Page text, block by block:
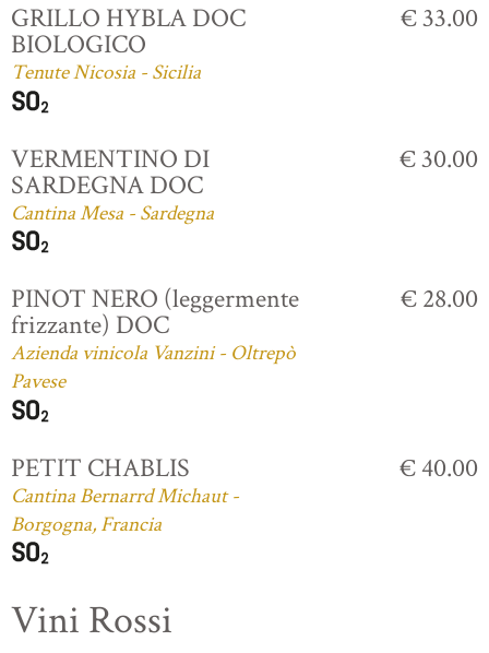
GRILLO HYBLA DOC
BIOLOGICO
Tenute Nicosia - Sicilia
€ 33.00
VERMENTINO DI
SARDEGNA DOC
Cantina Mesa - Sardegna
€ 30.00
PINOT NERO (leggermente
frizzante) DOC
Azienda vinicola Vanzini - Oltrepò
Pavese
€ 28.00
PETIT CHABLIS
Cantina Bernarrd Michaut -
Borgogna, Francia
€ 40.00
Vini Rossi